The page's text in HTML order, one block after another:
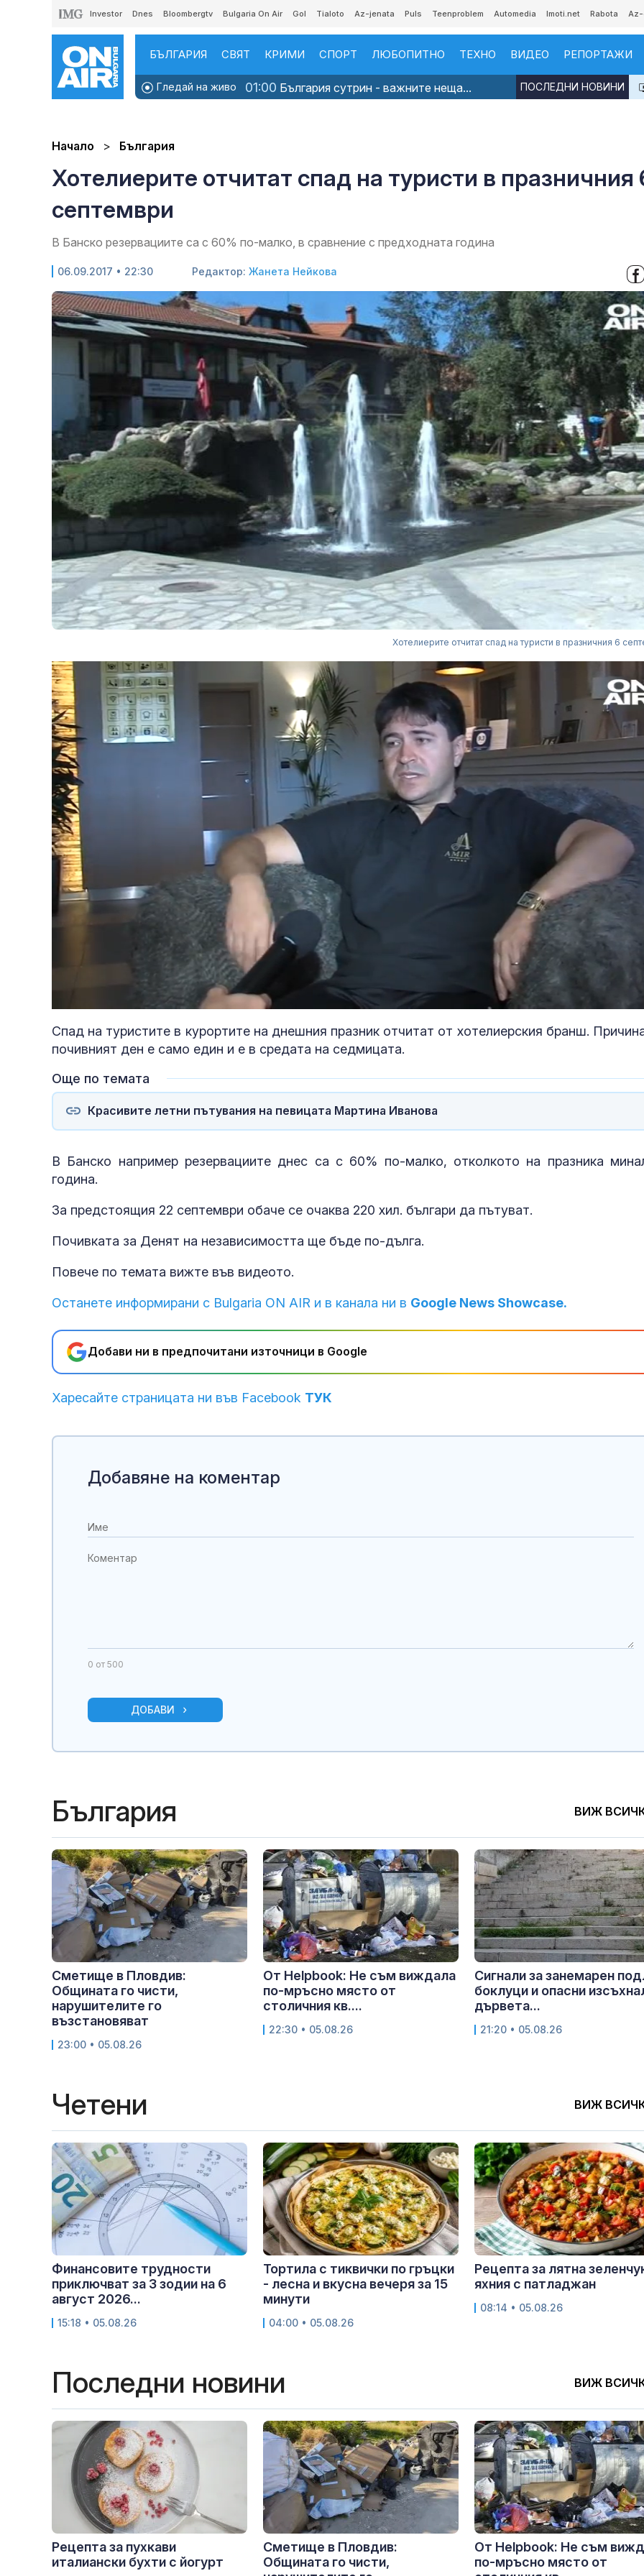
Investor Dnes Bloombergtv Bulgaria On Air Gol Tialoto Az-jenata Puls Teenproblem Automedia Imoti.net Rabota
БЪЛГАРИЯ СВЯТ КРИМИ СПОРТ ЛЮБОПИТНО ТЕХНО ВИДЕО РЕПОРТАЖИ
Гледай на живо 01:00 България сутрин - важните неща... ПОСЛЕДНИ НОВИНИ
Начало България
Хотелиерите отчитат спад на туристи в празничния
септември
В Банско резервациите са с 60% по-малко, в сравнение с предходната година
06.09.2017 • 22:30 Редактор: Жанета Нейкова
Хотелиерите отчитат спад на туристи в празничния 6
Loaded
Спад на туристите в курортите на днешния празник отчитат от хотелиерския бранш.
почивният ден е само един и е в средата на седмицата.
Още по темата
Красивите летни пътувания на певицата Мартина Иванова
В Банско например резервациите днес са с 60% по-малко, отколкото на празника
година.
За предстоящия 22 септември обаче се очаква 220 хил. българи да пътуват.
Почивката за Денят на независимостта ще бъде по-дълга.
Повече по темата вижте във видеото.
Останете информирани с Bulgaria ON AIR и в канала ни в Google News Showcase.
Добави ни в предпочитани източници в Google
Харесайте страницата ни във Facebook ТУК
Бракът се отразява
Храни и напитки за
ускоряване на
метаболизма
Украинските дронове
атаката до край след
Лазерна
на
уретера –
показания и
противопоказания
може да
активността
Сухота в
млн. лв. за
Добавяне на коментар
0 от 500
ДОБАВИ
България ВИЖ
Сметище в Пловдив:
Общината го чисти,
нарушителите го
възстановяват
23:00 • 05.08.26
От Helpbook: Не съм виждала
по-мръсно място от
столичния кв....
22:30 • 05.08.26
Сигнали за занемарен
боклуци и опасни
дървета...
21:20 • 05.08.26
Четени ВИЖ
Финансовите трудности
приключват за 3 зодии на 6
август 2026...
15:18 • 05.08.26
Тортила с тиквички по гръцки
- лесна и вкусна вечеря за 15
минути
04:00 • 05.08.26
Рецепта за лятна
яхния с патладжан
08:14 • 05.08.26
Последни новини ВИЖ
Рецепта за пухкави
италиански бухти с йогурт
Сметище в Пловдив:
Общината го чисти,
От Helpbook: Не съм
по-мръсно място от